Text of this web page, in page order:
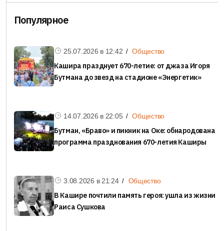
Популярное
25.07.2026 в 12:42 Общество
Кашира празднует 670-летие: от джаза Игоря
Бутмана до звезд на стадионе «Энергетик»
14.07.2026 в 22:05 Общество
Бутман, «Браво» и пикник на Оке: обнародована
программа празднования 670-летия Каширы
3.08.2026 в 21:24 Общество
В Кашире почтили память героя: ушла из жизни
Раиса Сушкова